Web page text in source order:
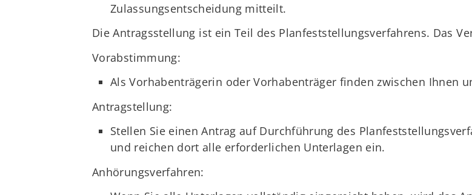
Zulassungsentscheidung mitteilt.
Die Antragsstellung ist ein Teil des Planfeststellungsverfahrens. Das
Vorabstimmung:
Als Vorhabenträgerin oder Vorhabenträger finden zwischen Ihnen
Antragstellung:
Stellen Sie einen Antrag auf Durchführung des
und reichen dort alle erforderlichen Unterlagen ein.
Anhörungsverfahren: